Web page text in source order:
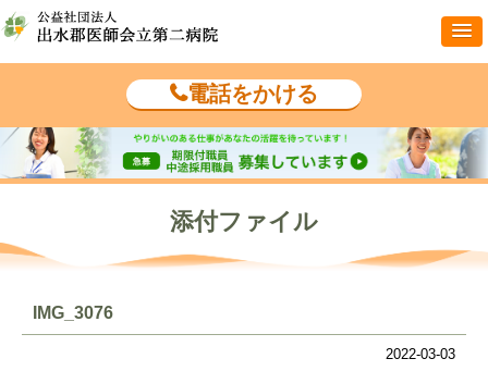
電話をかける
添付ファイル
IMG_3076
2022-03-03